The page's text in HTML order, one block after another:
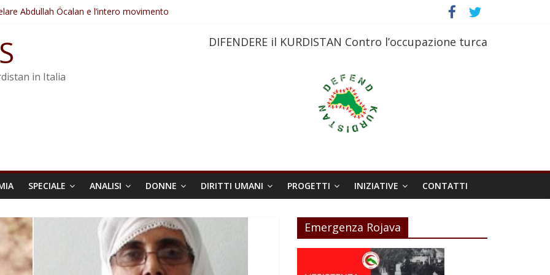
Abdullah Öcalan e l’intero movimento
ostacolerebbe l’attuazione della legge
di guerra dell’Iran
trasformata in legge positiva
in Italia
DIFENDERE il KURDISTAN Contro l’occupazione turca
SPECIALE ANALISI DONNE DIRITTI UMANI PROGETTI INIZIATIVE CONTATTI
Emergenza Rojava